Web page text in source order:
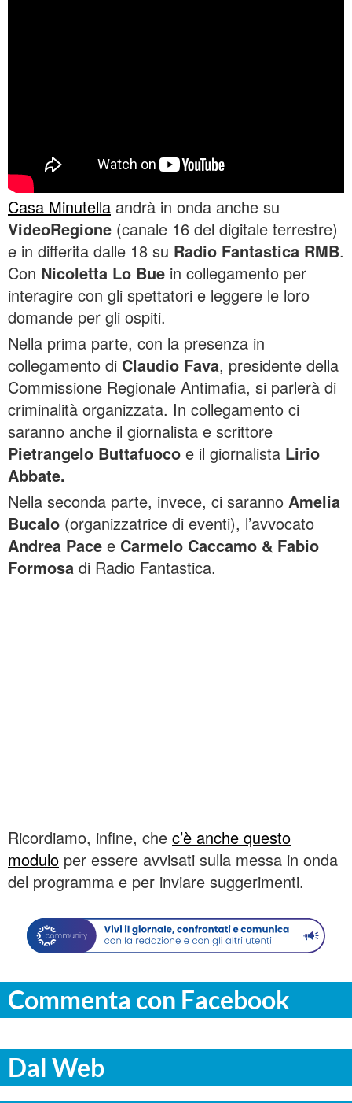
Casa Minutella andrà in onda anche su
VideoRegione (canale 16 del digitale terrestre)
e in differita dalle 18 su Radio Fantastica RMB.
Con Nicoletta Lo Bue in collegamento per
interagire con gli spettatori e leggere le loro
domande per gli ospiti.
Nella prima parte, con la presenza in
collegamento di Claudio Fava, presidente della
Commissione Regionale Antimafia, si parlerà di
criminalità organizzata. In collegamento ci
saranno anche il giornalista e scrittore
Pietrangelo Buttafuoco e il giornalista Lirio
Abbate.
Nella seconda parte, invece, ci saranno Amelia
Bucalo (organizzatrice di eventi), l’avvocato
Andrea Pace e Carmelo Caccamo & Fabio
Formosa di Radio Fantastica.
Ricordiamo, infine, che c’è anche questo
modulo per essere avvisati sulla messa in onda
del programma e per inviare suggerimenti.
Commenta con Facebook
Dal Web